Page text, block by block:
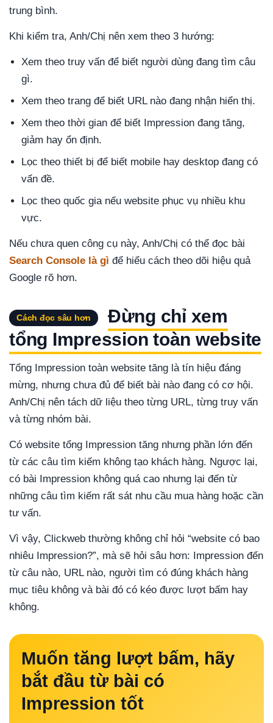
trung bình.
Khi kiểm tra, Anh/Chị nên xem theo 3 hướng:
Xem theo truy vấn để biết người dùng đang tìm câu
gì.
Xem theo trang để biết URL nào đang nhận hiển thị.
Xem theo thời gian để biết Impression đang tăng,
giảm hay ổn định.
Lọc theo thiết bị để biết mobile hay desktop đang có
vấn đề.
Lọc theo quốc gia nếu website phục vụ nhiều khu
vực.
Nếu chưa quen công cụ này, Anh/Chị có thể đọc bài
Search Console là gì để hiểu cách theo dõi hiệu quả
Google rõ hơn.
Cách đọc sâu hơn
Đừng chỉ xem
tổng Impression toàn website
Tổng Impression toàn website tăng là tín hiệu đáng
mừng, nhưng chưa đủ để biết bài nào đang có cơ hội.
Anh/Chị nên tách dữ liệu theo từng URL, từng truy vấn
và từng nhóm bài.
Có website tổng Impression tăng nhưng phần lớn đến
từ các câu tìm kiếm không tạo khách hàng. Ngược lại,
có bài Impression không quá cao nhưng lại đến từ
những câu tìm kiếm rất sát nhu cầu mua hàng hoặc cần
tư vấn.
Vì vậy, Clickweb thường không chỉ hỏi “website có bao
nhiêu Impression?”, mà sẽ hỏi sâu hơn: Impression đến
từ câu nào, URL nào, người tìm có đúng khách hàng
mục tiêu không và bài đó có kéo được lượt bấm hay
không.
Muốn tăng lượt bấm, hãy
bắt đầu từ bài có
Impression tốt